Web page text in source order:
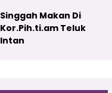
Singgah Makan Di
Kor.Pih.ti.am Teluk
Intan